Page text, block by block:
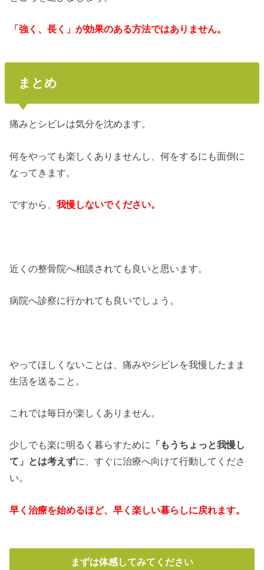
「強く、長く」が効果のある方法ではありません。
まとめ
痛みとシビレは気分を沈めます。
何をやっても楽しくありませんし、何をするにも面倒に
なってきます。
ですから、我慢しないでください。
近くの整骨院へ相談されても良いと思います。
病院へ診察に行かれても良いでしょう。
やってほしくないことは、痛みやシビレを我慢したまま
生活を送ること。
これでは毎日が楽しくありません。
少しでも楽に明るく暮らすために
「もうちょっと我慢し
て」とは考えずに、すぐに治療へ向けて行動してくださ
い。
早く治療を始めるほど、早く楽しい暮らしに戻れます。
まずは体感してみてください